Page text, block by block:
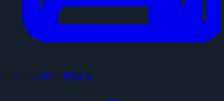
ニュース投稿・情報提供